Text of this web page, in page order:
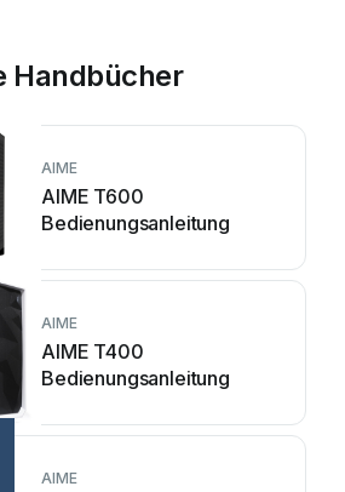
Handbücher
AIME
AIME T600
Bedienungsanleitung
AIME
AIME T400
Bedienungsanleitung
AIME